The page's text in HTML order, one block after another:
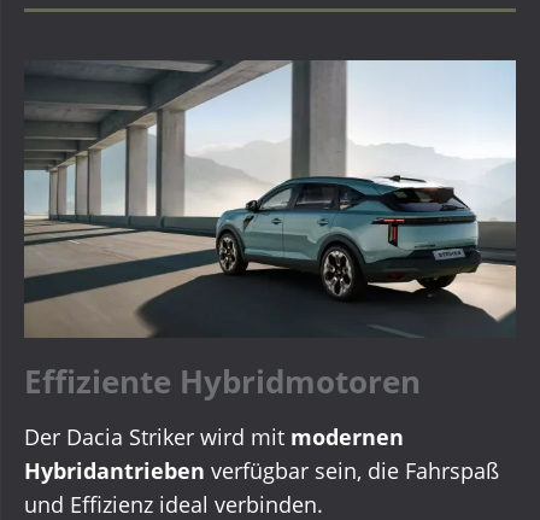
Effiziente Hybridmotoren
Der Dacia Striker wird mit modernen
Hybridantrieben verfügbar sein, die Fahrspaß
und Effizienz ideal verbinden.